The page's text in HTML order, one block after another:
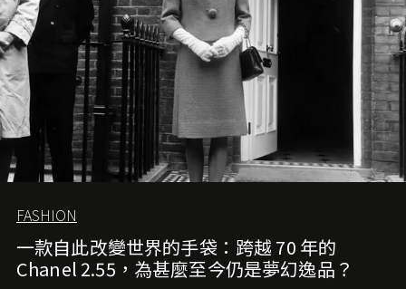
FASHION
一款自此改變世界的手袋：跨越 70 年的
Chanel 2.55，為甚麼至今仍是夢幻逸品？